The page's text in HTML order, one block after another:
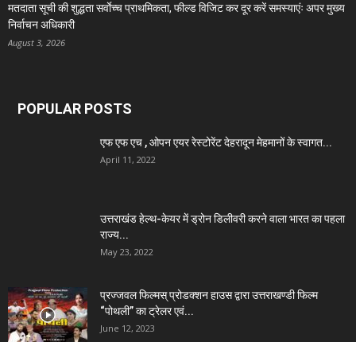
मतदाता सूची की शुद्धता सर्वाेच्च प्राथमिकता, फील्ड विजिट कर दूर करें समस्याएंः अपर मुख्य
निर्वाचन अधिकारी
August 3, 2026
POPULAR POSTS
एफ एफ एच , ओपन एयर रेस्टोरेंट देहरादून मेहमानों के स्वागत...
April 11, 2022
उत्तराखंड हेल्थ-केयर में ड्रोन डिलीवरी करने वाला भारत का पहला
राज्य...
May 23, 2022
प्रज्जवल फिल्मस् प्रोडक्शन हाउस द्वारा उत्तराखण्डी फिल्म
“पोथली” का ट्रेलर एवं...
June 12, 2023